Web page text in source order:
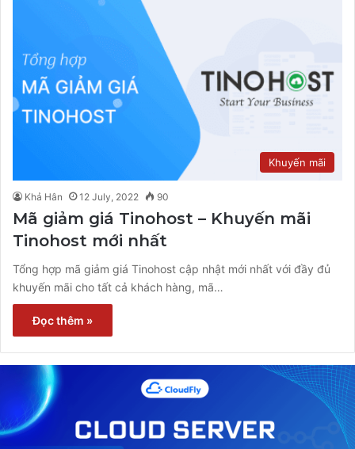
Khuyến mãi
Khả Hân 12 July, 2022 90
Mã giảm giá Tinohost – Khuyến mãi
Tinohost mới nhất
Tổng hợp mã giảm giá Tinohost cập nhật mới nhất với đầy đủ
khuyến mãi cho tất cả khách hàng, mã…
Đọc thêm »